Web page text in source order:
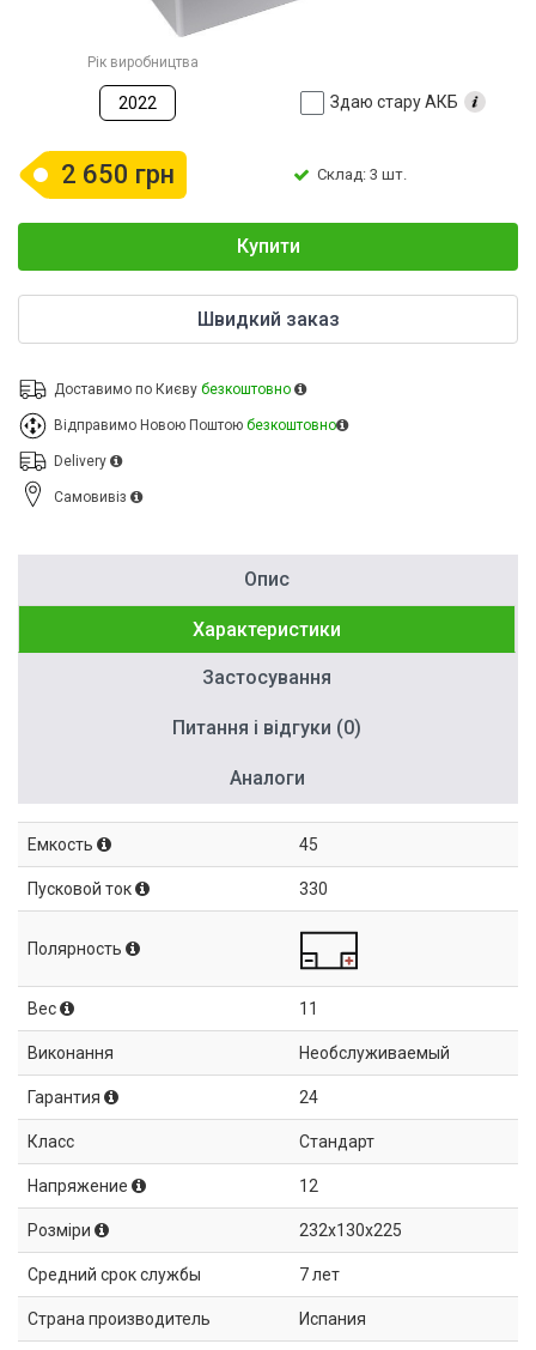
Рік виробництва
2022 Здаю стару АКБ
2 650 грн Склад: 3 шт.
Купити
Швидкий заказ
Доставимо по Києву безкоштовно
Відправимо Новою Поштою безкоштовно
Delivery
Cамовивіз
Опис
Характеристики
Застосування
Питання і відгуки (0)
Аналоги
Емкость 45
Пусковой ток 330
Полярность
Вес 11
Виконання Необслуживаемый
Гарантия 24
Класс Стандарт
Напряжение 12
Розміри 232x130x225
Средний срок службы 7 лет
Страна производитель Испания